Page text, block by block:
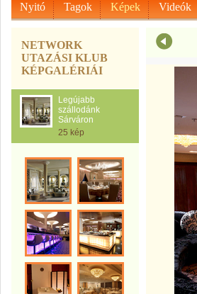
Nyitó Tagok Képek Videók
NETWORK
UTAZÁSI KLUB
KÉPGALÉRIÁI
Legújabb
szállodánk
Sárváron
25 kép